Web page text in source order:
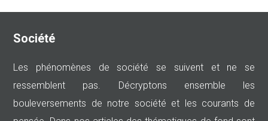
Société
Les phénomènes de société se suivent et ne se
ressemblent pas. Décryptons ensemble les
bouleversements de notre société et les courants de